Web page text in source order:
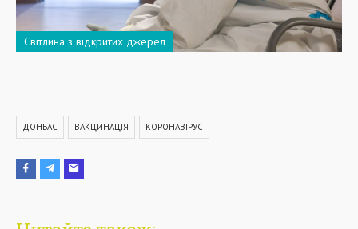
Світлина з відкритих джерел
ДОНБАС ВАКЦИНАЦІЯ КОРОНАВІРУС